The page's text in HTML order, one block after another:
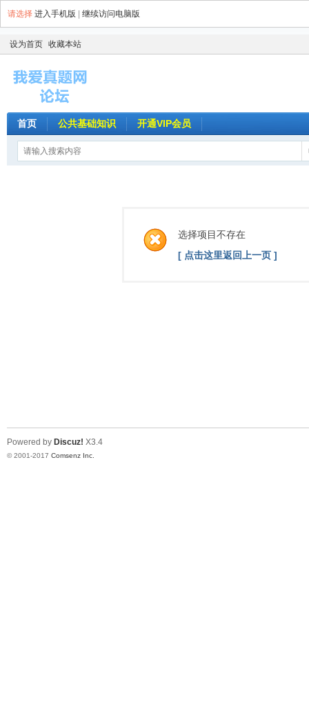
请选择 进入手机版 继续访问电脑版
设为首页 收藏本站
首页 公共基础知识 开通VIP会员
选择项目不存在
[ 点击这里返回上一页 ]
Powered by Discuz! X3.4
© 2001-2017 Comsenz Inc.